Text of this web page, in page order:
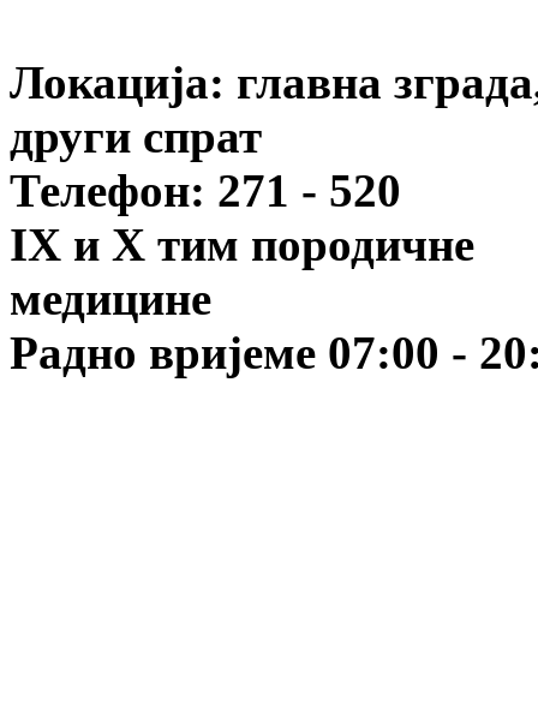
Локација: главна
други спрат
Телефон: 271 - 520
IX и X тим породичне
медицине
Радно вријеме 07:00 -